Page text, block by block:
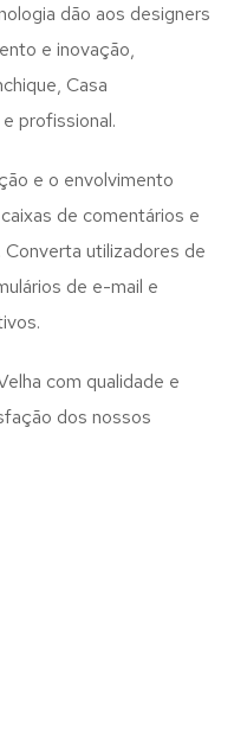
dão aos designers
e inovação,
Casa
profissional.
e o envolvimento
de comentários e
utilizadores de
de e-mail e
com qualidade e
dos nossos